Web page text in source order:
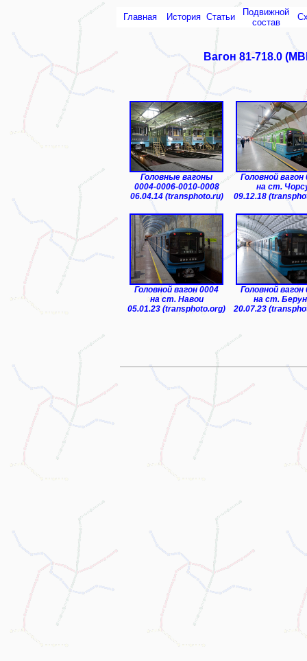
Главная История Статьи
Подвижной
состав
Вагон 81-718.0
Головные вагоны
0004-0006-0010-0008
06.04.14 (transphoto.ru)
Головной вагон
на ст.
09.12.18
Головной вагон 0004
на ст. Навои
05.01.23 (transphoto.org)
Головной вагон
на ст.
20.07.23